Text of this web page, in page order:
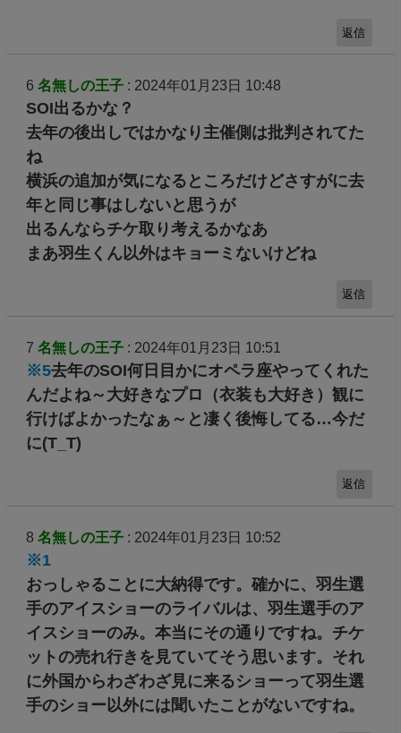
返信
6 名無しの王子: 2024年01月23日 10:48
SOI出るかな？
去年の後出しではかなり主催側は批判されてた
ね
横浜の追加が気になるところだけどさすがに去
年と同じ事はしないと思うが
出るんならチケ取り考えるかなあ
まあ羽生くん以外はキョーミないけどね
返信
7 名無しの王子: 2024年01月23日 10:51
※5去年のSOI何日目かにオペラ座やってくれた
んだよね～大好きなプロ（衣装も大好き）観に
行けばよかったなぁ～と凄く後悔してる…今だ
に(T_T)
返信
8 名無しの王子: 2024年01月23日 10:52
※1
おっしゃることに大納得です。確かに、羽生選
手のアイスショーのライバルは、羽生選手のア
イスショーのみ。本当にその通りですね。チケ
ットの売れ行きを見ていてそう思います。それ
に外国からわざわざ見に来るショーって羽生選
手のショー以外には聞いたことがないですね。